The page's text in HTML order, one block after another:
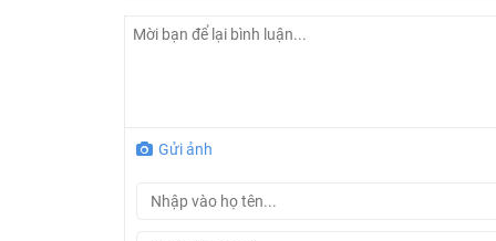
Chức năng an toàn
Cửa kính 3 lớp
Gửi ảnh